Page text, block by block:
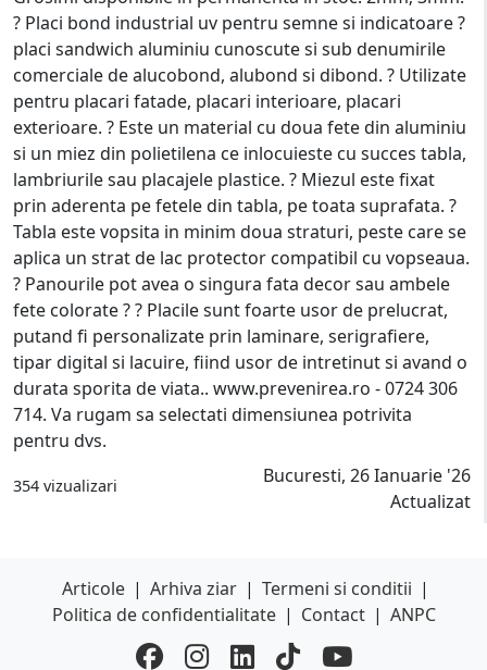
? Placi bond industrial uv pentru semne si indicatoare ?
placi sandwich aluminiu cunoscute si sub denumirile
comerciale de alucobond, alubond si dibond. ? Utilizate
pentru placari fatade, placari interioare, placari
exterioare. ? Este un material cu doua fete din aluminiu
si un miez din polietilena ce inlocuieste cu succes tabla,
lambriurile sau placajele plastice. ? Miezul este fixat
prin aderenta pe fetele din tabla, pe toata suprafata. ?
Tabla este vopsita in minim doua straturi, peste care se
aplica un strat de lac protector compatibil cu vopseaua.
? Panourile pot avea o singura fata decor sau ambele
fete colorate ? ? Placile sunt foarte usor de prelucrat,
putand fi personalizate prin laminare, serigrafiere,
tipar digital si lacuire, fiind usor de intretinut si avand o
durata sporita de viata.. www.prevenirea.ro - 0724 306
714. Va rugam sa selectati dimensiunea potrivita
pentru dvs.
354 vizualizari
Bucuresti, 26 Ianuarie '26
Actualizat
Articole | Arhiva ziar | Termeni si conditii |
Politica de confidentialitate | Contact | ANPC